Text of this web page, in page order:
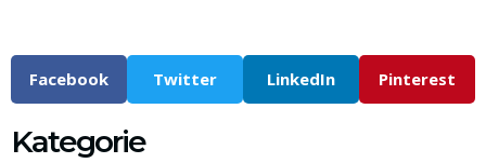
Facebook Twitter LinkedIn Pinterest
Kategorie